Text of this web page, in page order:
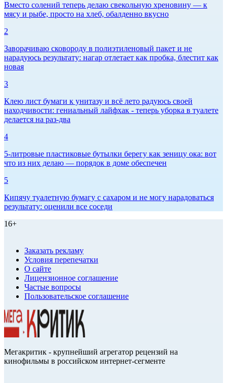
Вместо солений теперь делаю свекольную хреновину — к
мясу и рыбе, просто на хлеб, обалденно вкусно
2
Заворачиваю сковороду в полиэтиленовый пакет и не
нарадуюсь результату: нагар отлетает как пробка, блестит как
новая
3
Клею лист бумаги к унитазу и всё лето радуюсь своей
находчивости: гениальный лайфхак - теперь уборка в туалете
делается на раз-два
4
5-литровые пластиковые бутылки берегу как зеницу ока: вот
что из них делаю — порядок в доме обеспечен
5
Кипячу туалетную бумагу с сахаром и не могу нарадоваться
результату: оценили все соседи
16+
Заказать рекламу
Условия перепечатки
О сайте
Лицензионное соглашение
Частые вопросы
Пользовательское соглашение
Мегакритик - крупнейший агрегатор рецензий на
кинофильмы в российском интернет-сегменте